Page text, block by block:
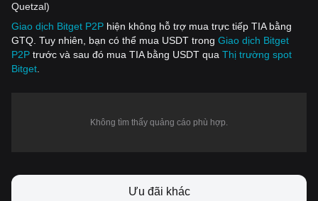
Quetzal)
Giao dịch Bitget P2P hiện không hỗ trợ mua trực tiếp TIA bằng
GTQ. Tuy nhiên, bạn có thể mua USDT trong Giao dịch Bitget
P2P trước và sau đó mua TIA bằng USDT qua Thị trường spot
Bitget
Không tìm thấy quảng cáo phù hợp.
Ưu đãi khác